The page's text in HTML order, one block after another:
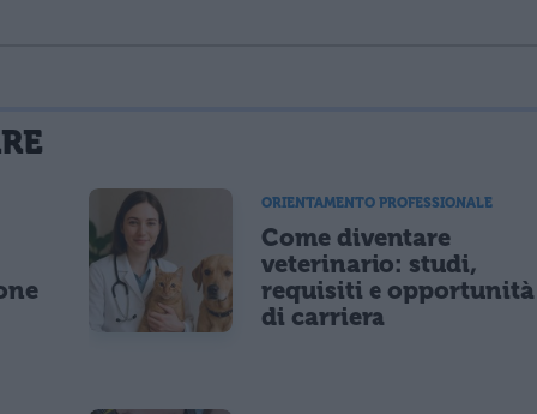
cookie salvi i tuoi dati (nome, email) per il prossimo commento.
di marketing diretto con modalità automatizzate o tradizionali
ORIENTAMENTO PROFESSIONALE
Come diventare
veterinario: studi,
requisiti e opportunità
di carriera